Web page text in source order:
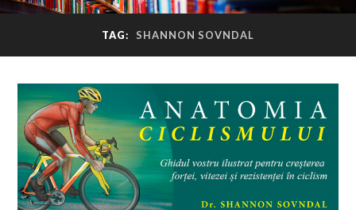
TAG: SHANNON SOVNDAL